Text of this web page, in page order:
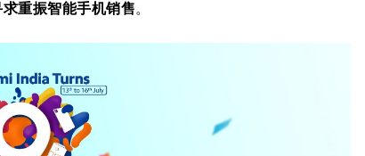
重振智能手机销售。